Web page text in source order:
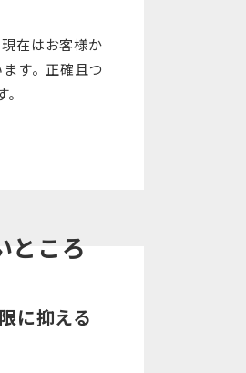
在はお客様か
す。正確且つ
ところ
に抑える